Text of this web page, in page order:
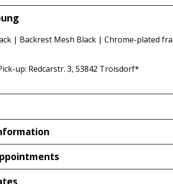
| Backrest Mesh Black | Chrome-plated
up: Redcarstr. 3, 53842 Troisdorf*
3